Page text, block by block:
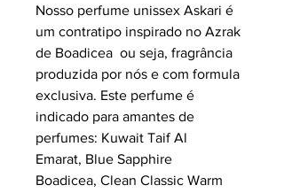
Nosso perfume unissex Askari é
um contratipo inspirado no Azrak
de Boadicea ou seja, fragrância
produzida por nós e com formula
exclusiva. Este perfume é
indicado para amantes de
perfumes: Kuwait Taif Al
Emarat, Blue Sapphire
Boadicea, Clean Classic Warm